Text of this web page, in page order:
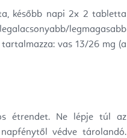
később napi 2x 2 tabletta
legmagasabb
vas 13/26 mg (a
étrendet. Ne lépje túl az
védve tárolandó.